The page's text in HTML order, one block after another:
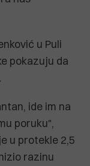
u Puli
pokazuju da
ide im na
poruku",
u protekle 2,5
razinu